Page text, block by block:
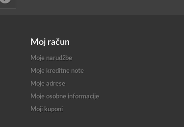
Moj račun
Moje narudžbe
Moje kreditne note
Moje adrese
Moje osobne informacije
Moji kuponi